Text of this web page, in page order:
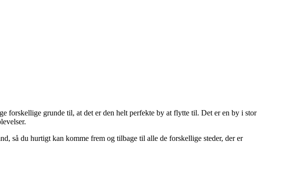
forskellige grunde til, at det er den helt perfekte by at flytte til. Det er en by i stor
så du hurtigt kan komme frem og tilbage til alle de forskellige steder, der er